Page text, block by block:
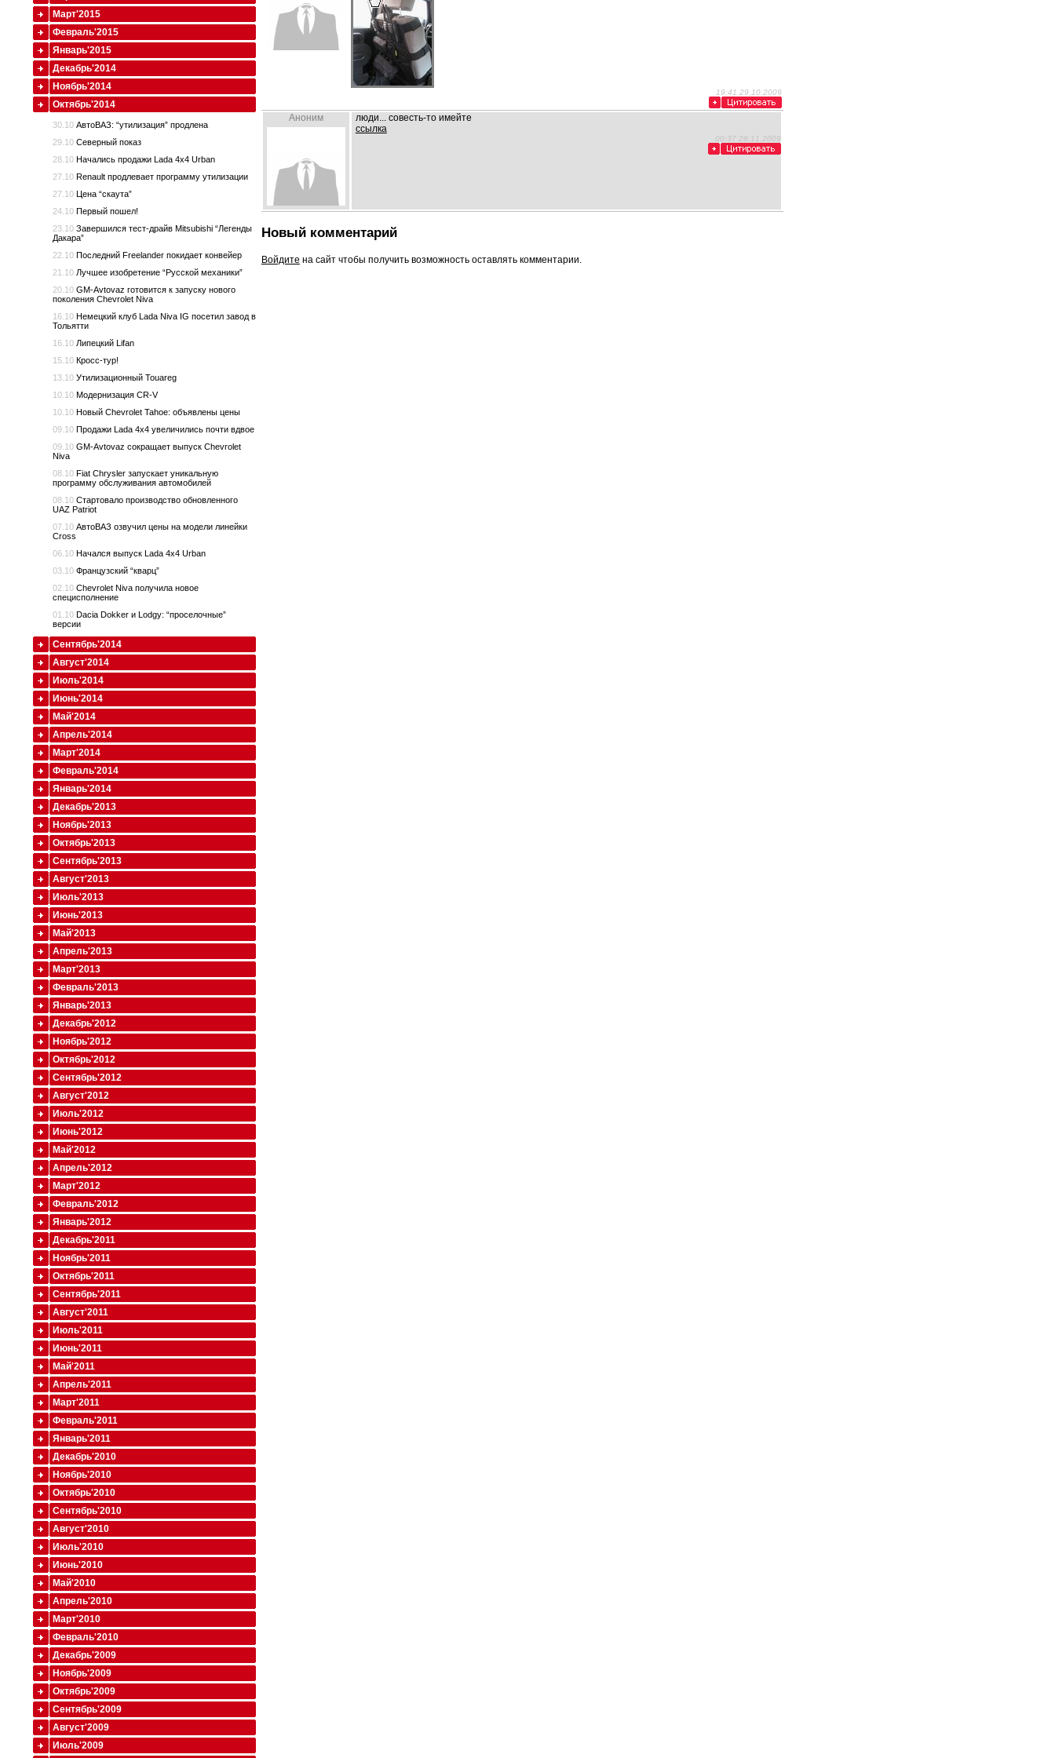
19:41 29.10.2009
Аноним
люди... совесть-то имейте
ссылка
00:37 28.11.2009
Новый комментарий
Войдите на сайт чтобы получить возможность оставлять комментарии.
Март'2015
Февраль'2015
Январь'2015
Декабрь'2014
Ноябрь'2014
Октябрь'2014
30.10 АвтоВАЗ: “утилизация” продлена
29.10 Северный показ
28.10 Начались продажи Lada 4x4 Urban
27.10 Renault продлевает программу утилизации
27.10 Цена “скаута”
24.10 Первый пошел!
23.10 Завершился тест-драйв Mitsubishi “Легенды
Дакара”
22.10 Последний Freelander покидает конвейер
21.10 Лучшее изобретение “Русской механики”
20.10 GM-Avtovaz готовится к запуску нового
поколения Chevrolet Niva
16.10 Немецкий клуб Lada Niva IG посетил завод в
Тольятти
16.10 Липецкий Lifan
15.10 Кросс-тур!
13.10 Утилизационный Touareg
10.10 Модернизация CR-V
10.10 Новый Chevrolet Tahoe: объявлены цены
09.10 Продажи Lada 4x4 увеличились почти вдвое
09.10 GM-Avtovaz сокращает выпуск Chevrolet
Niva
08.10 Fiat Chrysler запускает уникальную
программу обслуживания автомобилей
08.10 Стартовало производство обновленного
UAZ Patriot
07.10 АвтоВАЗ озвучил цены на модели линейки
Cross
06.10 Начался выпуск Lada 4x4 Urban
03.10 Французский “кварц”
02.10 Chevrolet Niva получила новое
специсполнение
01.10 Dacia Dokker и Lodgy: “проселочные”
версии
Сентябрь'2014
Август'2014
Июль'2014
Июнь'2014
Май'2014
Апрель'2014
Март'2014
Февраль'2014
Январь'2014
Декабрь'2013
Ноябрь'2013
Октябрь'2013
Сентябрь'2013
Август'2013
Июль'2013
Июнь'2013
Май'2013
Апрель'2013
Март'2013
Февраль'2013
Январь'2013
Декабрь'2012
Ноябрь'2012
Октябрь'2012
Сентябрь'2012
Август'2012
Июль'2012
Июнь'2012
Май'2012
Апрель'2012
Март'2012
Февраль'2012
Январь'2012
Декабрь'2011
Ноябрь'2011
Октябрь'2011
Сентябрь'2011
Август'2011
Июль'2011
Июнь'2011
Май'2011
Апрель'2011
Март'2011
Февраль'2011
Январь'2011
Декабрь'2010
Ноябрь'2010
Октябрь'2010
Сентябрь'2010
Август'2010
Июль'2010
Июнь'2010
Май'2010
Апрель'2010
Март'2010
Февраль'2010
Декабрь'2009
Ноябрь'2009
Октябрь'2009
Сентябрь'2009
Август'2009
Июль'2009